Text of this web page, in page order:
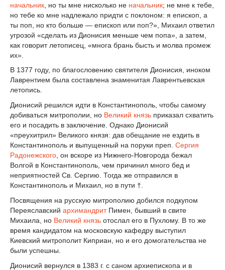
начальник , но ты мне нисколько не начальник; не мне к тебе,
но тебе ко мне надлежало придти с поклоном: я епископ, а
ты поп, но кто больше — епископ или поп?», Михаил ответил
угрозой «сделать из Дионисия меньше чем попа», а затем,
как говорит летописец, «многа брань бысть и молва промеж
их».
В 1377 году, по благословению святителя Дионисия, иноком
Лаврентием была составлена знаменитая Лаврентьевская
летопись.
Дионисий решился идти в Константинополь, чтобы самому
добиваться митрополии, но Великий князь приказал схватить
его и посадить в заключение. Однако Дионисий
«преухитрил» Великого князя: дав обещание не ездить в
Константинополь и выпущенный на поруки преп. Сергия
Радонежского , он вскоре из Нижнего-Новгорода бежал
Волгой в Константинополь, чем причинил много бед и
неприятностей Св. Сергию. Тогда же отправился в
Константинополь и Михаил, но в пути †.
Посвящения на русскую митрополию добился подкупом
Переяславский архимандритПимен, бывший в свите
Михаила, но Великий князь отослал его в Пухлому. В то же
время кандидатом на московскую кафедру выступил
Киевский митрополит Киприан, но и его домогательства не
были успешны.
Дионисий вернулся в 1383 г. с саном архиепископа и в